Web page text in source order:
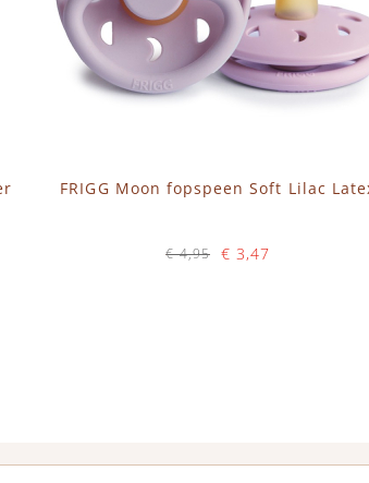
FRIGG Moon fopspeen Soft Lilac
€ 3,47
€ 4,95